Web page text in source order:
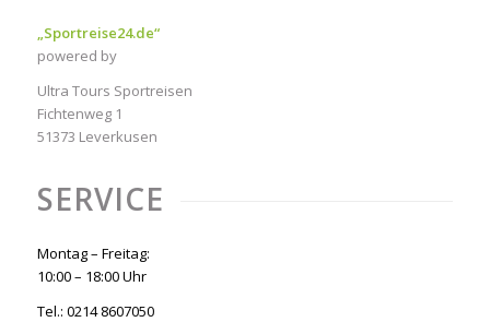
„Sportreise24.de“
powered by
Ultra Tours Sportreisen
Fichtenweg 1
51373 Leverkusen
SERVICE
Montag – Freitag:
10:00 – 18:00 Uhr
Tel.: 0214 8607050